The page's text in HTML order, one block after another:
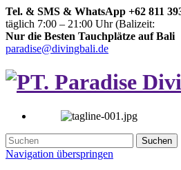
Tel. & SMS & WhatsApp +62 811
täglich 7:00 – 21:00 Uhr (Balizeit:
Nur die Besten Tauchplätze auf Bali
paradise@divingbali.de
Suchen
Navigation überspringen